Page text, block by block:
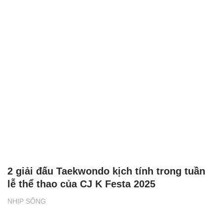
NHỊP SỐNG
2 giải đấu Taekwondo kịch tính trong tuần
lễ thể thao của CJ K Festa 2025